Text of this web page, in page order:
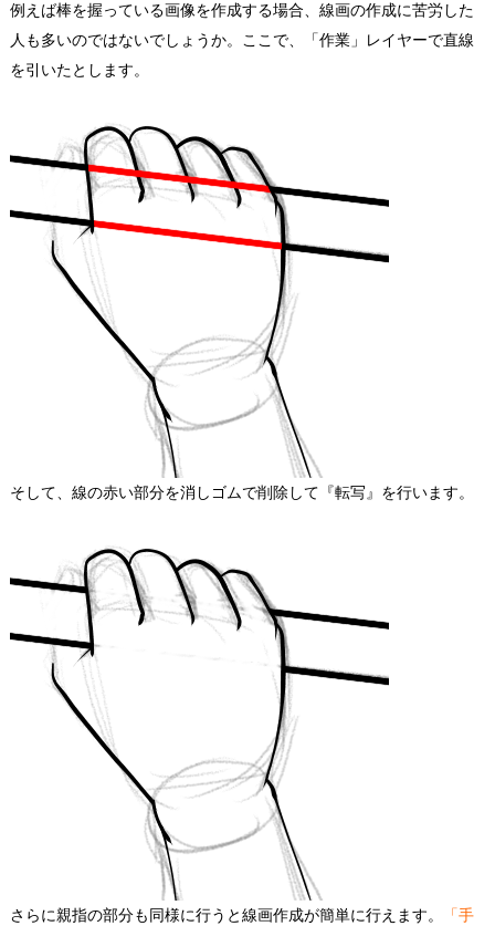
例えば棒を握っている画像を作成する場合、線画の作成に苦労した
人も多いのではないでしょうか。ここで、「作業」レイヤーで直線
を引いたとします。
そして、線の赤い部分を消しゴムで削除して『転写』を行います。
さらに親指の部分も同様に行うと線画作成が簡単に行えます。
「手